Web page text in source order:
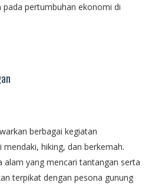
pertumbuhan ekonomi di
berbagai kegiatan
hiking, dan berkemah.
alam yang mencari tantangan serta
terpikat dengan pesona gunung